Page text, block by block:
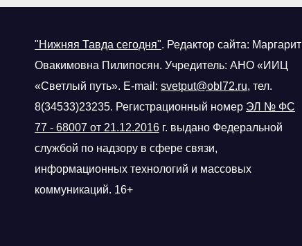
"Нижняя Тавда сегодня". Редактор сайта: Маргарит
Овакимовна Пилипосян. Учредитель: АНО «ИИЦ
«Светлый путь». E-mail: svetput@obl72.ru, тел.
8(34533)23235. Регистрационный номер ЭЛ № ФС
77 - 68007 от 21.12.2016 г. выдано Федеральной
службой по надзору в сфере связи,
информационных технологий и массовых
коммуникаций. 16+